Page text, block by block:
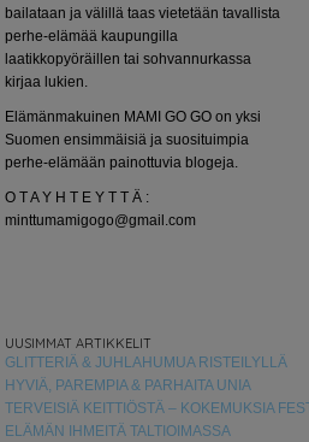
bailataan ja välillä taas vietetään tavallista
perhe-elämää kaupungilla
laatikkopyöräillen tai sohvannurkassa
kirjaa lukien.
Elämänmakuinen MAMI GO GO on yksi
Suomen ensimmäisiä ja suosituimpia
perhe-elämään painottuvia blogeja.
O T A Y H T E Y T T Ä :
minttumamigogo@gmail.com
UUSIMMAT ARTIKKELIT
GLITTERIÄ & JUHLAHUMUA RISTEILYLLÄ
HYVIÄ, PAREMPIA & PARHAITA UNIA
TERVEISIÄ KEITTIÖSTÄ – KOKEMUKSIA
ELÄMÄN IHMEITÄ TALTIOIMASSA